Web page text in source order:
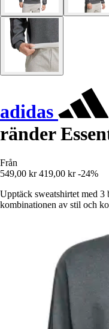
adidas
ränder
Från
549,00 kr 419,00 kr -24%
Upptäck sweatshirtet med 3
kombinationen av stil och